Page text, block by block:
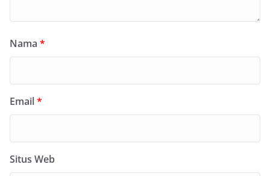
Nama *
Email*
Situs Web